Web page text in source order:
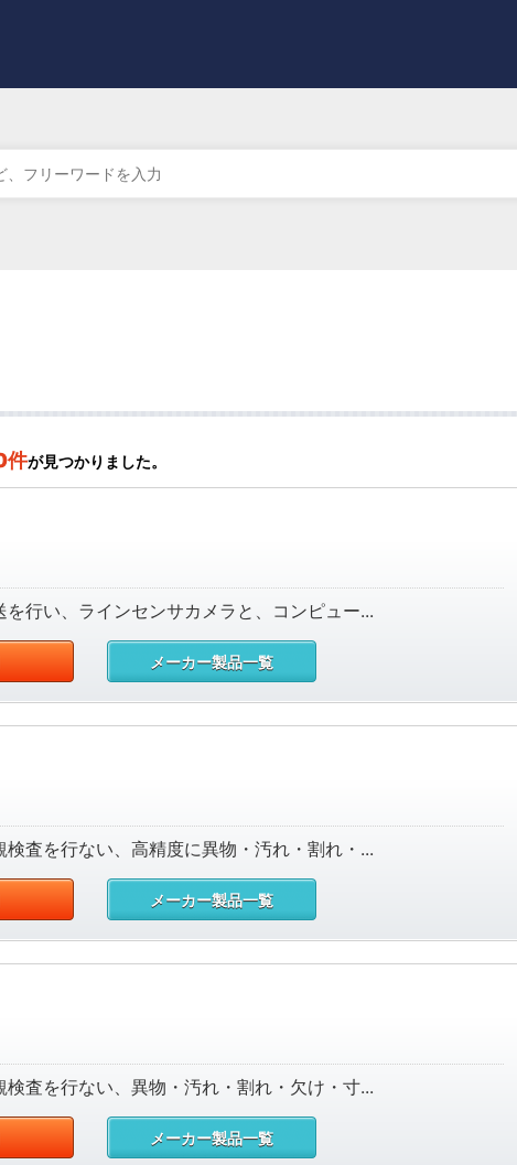
件が見つかりました。
行い、ラインセンサカメラと、コンピュー...
メーカー製品一覧
査を行ない、高精度に異物・汚れ・割れ・...
メーカー製品一覧
査を行ない、異物・汚れ・割れ・欠け・寸...
メーカー製品一覧